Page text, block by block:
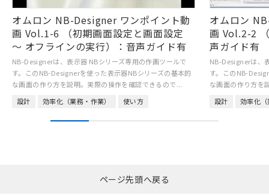
オムロン NB-Designer ワンポイント動
画 Vol.1-6 （初期画面設定と画面設定
～ オフラインの実行）：音声ガイド有
NB-Designerは、表示器 NBシリーズ専用の作画ツールで
す。このNB-Designerを使った表示器NBシリーズの基本的
な画面の作り方を説明。実際の操作を確認できるので...
設計
効率化（業務・作業） 使い方
オムロン
画 Vol.2-2
声ガイド有
NB-Designerは、
す。このNB-
な画面の作り方を
設計
効率化
ページ先頭へ戻る